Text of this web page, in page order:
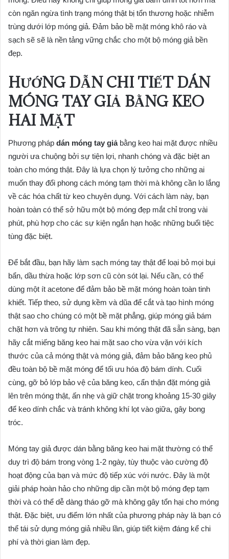
còn ngăn ngừa tình trạng móng thật bị tổn thương hoặc nhiễm
trùng dưới lớp móng giả. Đảm bảo bề mặt móng khô ráo và
sạch sẽ sẽ là nền tảng vững chắc cho một bộ móng giả bền
đẹp.
HƯỚNG DẪN CHI TIẾT DÁN
MÓNG TAY GIẢ BẰNG KEO
HAI MẶT
Phương pháp dán móng tay giảbằng keo hai mặt được nhiều
người ưa chuộng bởi sự tiện lợi, nhanh chóng và đặc biệt an
toàn cho móng thật. Đây là lựa chọn lý tưởng cho những ai
muốn thay đổi phong cách móng tạm thời mà không cần lo lắng
về các hóa chất từ keo chuyên dụng. Với cách làm này, bạn
hoàn toàn có thể sở hữu một bộ móng đẹp mắt chỉ trong vài
phút, phù hợp cho các sự kiện ngắn hạn hoặc những buổi tiệc
tùng đặc biệt.
Để bắt đầu, bạn hãy làm sạch móng tay thật để loại bỏ mọi bụi
bẩn, dầu thừa hoặc lớp sơn cũ còn sót lại. Nếu cần, có thể
dùng một ít acetone để đảm bảo bề mặt móng hoàn toàn tinh
khiết. Tiếp theo, sử dụng kềm và dũa để cắt và tạo hình móng
thật sao cho chúng có một bề mặt phẳng, giúp móng giả bám
chặt hơn và trông tự nhiên. Sau khi móng thật đã sẵn sàng, bạn
hãy cắt miếng băng keo hai mặt sao cho vừa vặn với kích
thước của cả móng thật và móng giả, đảm bảo băng keo phủ
đều toàn bộ bề mặt móng để tối ưu hóa độ bám dính. Cuối
cùng, gỡ bỏ lớp bảo vệ của băng keo, cẩn thận đặt móng giả
lên trên móng thật, ấn nhẹ và giữ chặt trong khoảng 15-30 giây
để keo dính chắc và tránh không khí lọt vào giữa, gây bong
tróc.
Móng tay giả được dán bằng băng keo hai mặt thường có thể
duy trì độ bám trong vòng 1-2 ngày, tùy thuộc vào cường độ
hoạt động của bạn và mức độ tiếp xúc với nước. Đây là một
giải pháp hoàn hảo cho những dịp cần một bộ móng đẹp tạm
thời và có thể dễ dàng tháo gỡ mà không gây tổn hại cho móng
thật. Đặc biệt, ưu điểm lớn nhất của phương pháp này là bạn có
thể tái sử dụng móng giả nhiều lần, giúp tiết kiệm đáng kể chi
phí và thời gian làm đẹp.